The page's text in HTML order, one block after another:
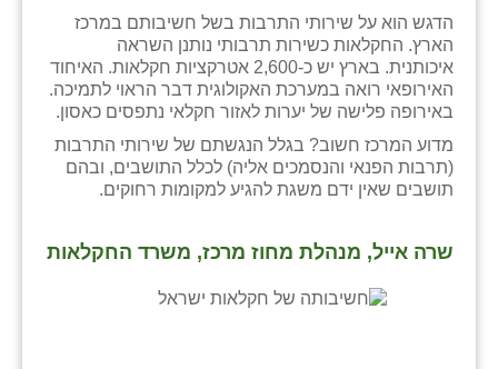
הדגש הוא על שירותי התרבות בשל חשיבותם במרכז
הארץ. החקלאות כשירות תרבותי נותנן השראה
איכותנית. בארץ יש כ-2,600 אטרקציות חקלאות. האיחוד
האירופאי רואה במערכת האקולוגית דבר הראוי לתמיכה.
באירופה פלישה של יערות לאזור חקלאי נתפסים כאסון.
מדוע המרכז חשוב? בגלל הנגשתם של שירותי התרבות
(תרבות הפנאי והנסמכים אליה) לכלל התושבים, ובהם
תושבים שאין ידם משגת להגיע למקומות רחוקים.
שרה אייל, מנהלת מחוז מרכז, משרד החקלאות
כפר שמריהו
מגשימים
מישר
מכורה
מנחמיה